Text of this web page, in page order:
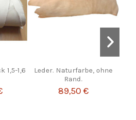
1,5-1,6
Leder. Naturfarbe, ohne
Rand.
89,50 €